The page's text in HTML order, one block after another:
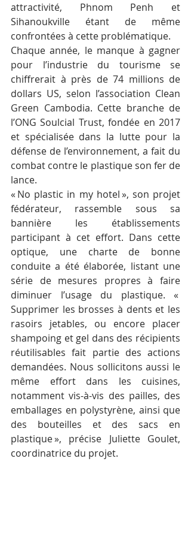
attractivité, Phnom Penh et
Sihanoukville étant de même
confrontées à cette problématique.
Chaque année, le manque à gagner
pour l’industrie du tourisme se
chiffrerait à près de 74 millions de
dollars US, selon l’association Clean
Green Cambodia. Cette branche de
l’ONG Soulcial Trust, fondée en 2017
et spécialisée dans la lutte pour la
défense de l’environnement, a fait du
combat contre le plastique son fer de
lance.
« No plastic in my hotel », son projet
fédérateur, rassemble sous sa
bannière les établissements
participant à cet effort. Dans cette
optique, une charte de bonne
conduite a été élaborée, listant une
série de mesures propres à faire
diminuer l’usage du plastique. «
Supprimer les brosses à dents et les
rasoirs jetables, ou encore placer
shampoing et gel dans des récipients
réutilisables fait partie des actions
demandées. Nous sollicitons aussi le
même effort dans les cuisines,
notamment vis-à-vis des pailles, des
emballages en polystyrène, ainsi que
des bouteilles et des sacs en
plastique », précise Juliette Goulet,
coordinatrice du projet.